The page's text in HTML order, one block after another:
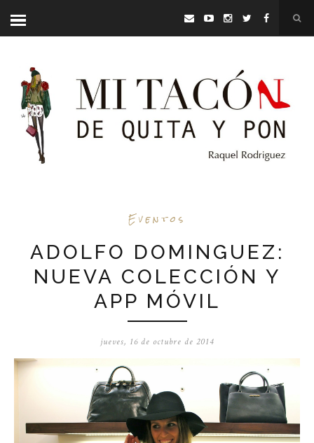
Eventos
ADOLFO DOMINGUEZ:
NUEVA COLECCIÓN Y
APP MÓVIL
jueves, 16 de octubre de 2014